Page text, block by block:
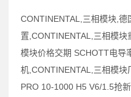
CONTINENTAL,三相模块,德
置,CONTINENTAL,三相模
模块价格交期 SCHOTT电导
机,CONTINENTAL,三相模
PRO 10-1000 H5 V6/1.5抢